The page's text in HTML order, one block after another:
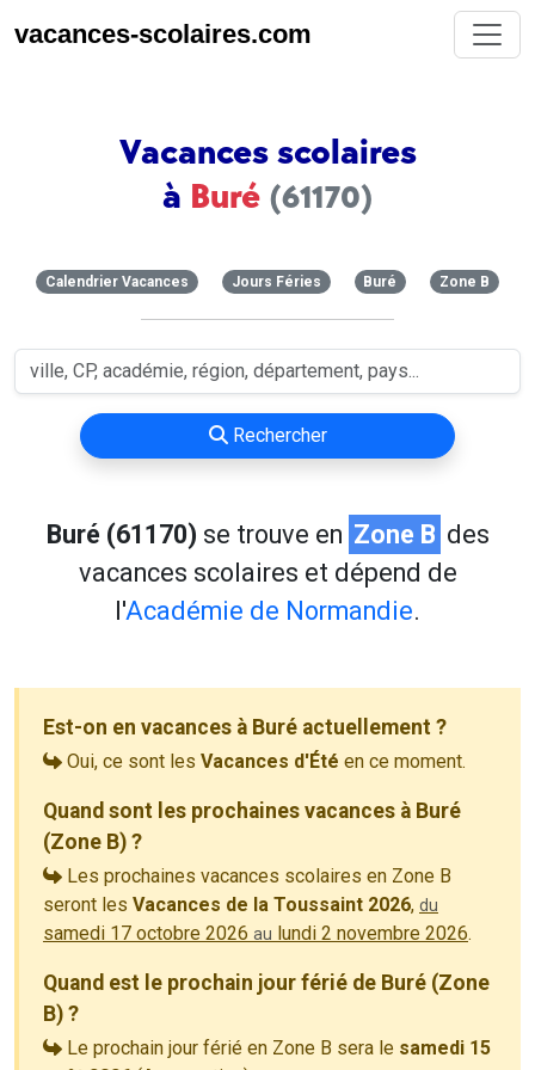
vacances-scolaires.com
Vacances scolaires
à Buré (61170)
Calendrier Vacances Jours Féries Buré Zone B
Rechercher
Buré (61170) se trouve en Zone B des
vacances scolaires et dépend de
l'Académie de Normandie.
Est-on en vacances à Buré actuellement ?
Oui, ce sont les Vacances d'Été en ce moment.
Quand sont les prochaines vacances à Buré
(Zone B) ?
Les prochaines vacances scolaires en Zone B
seront les Vacances de la Toussaint 2026, du
samedi 17 octobre 2026 au lundi 2 novembre 2026.
Quand est le prochain jour férié de Buré (Zone
B) ?
Le prochain jour férié en Zone B sera le samedi 15